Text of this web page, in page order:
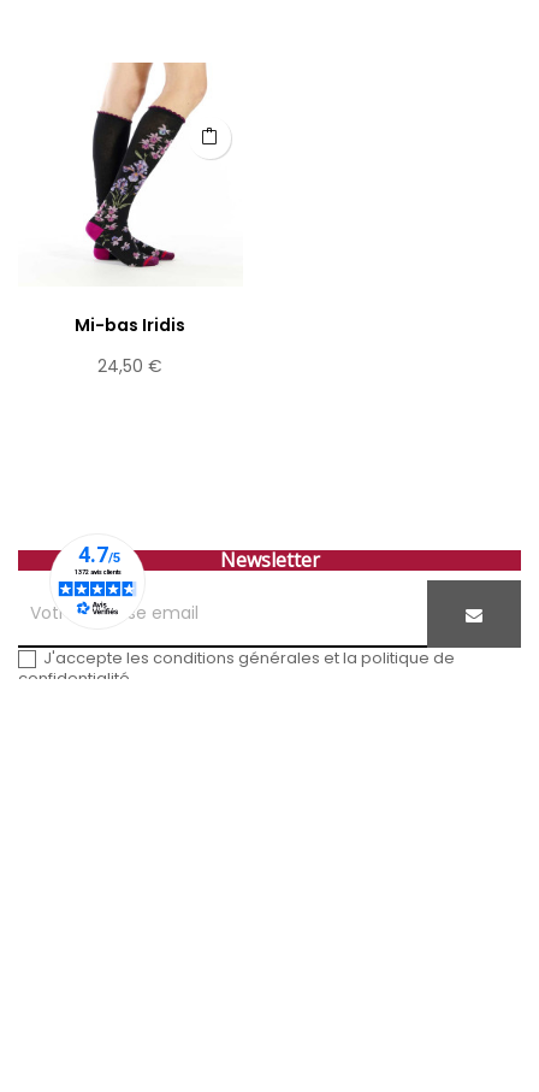
Mi-bas Iridis
Prix
24,50 €
Newsletter
J'accepte les conditions générales et la politique de
confidentialité